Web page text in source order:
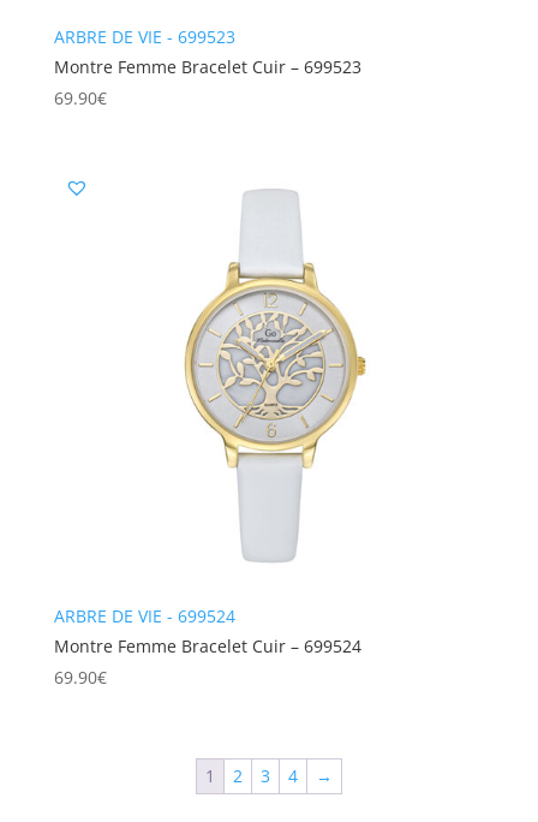
ARBRE DE VIE - 699523
Montre Femme Bracelet Cuir – 699523
69.90€
ARBRE DE VIE - 699524
Montre Femme Bracelet Cuir – 699524
69.90€
1 2 3 4 →